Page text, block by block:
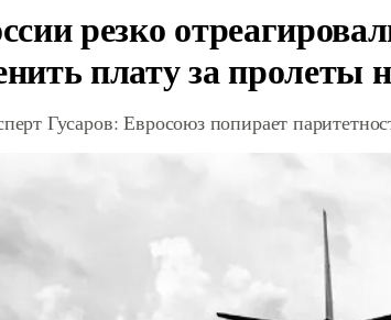
резко
плату за пролеты
Гусаров: Евросоюз попирает